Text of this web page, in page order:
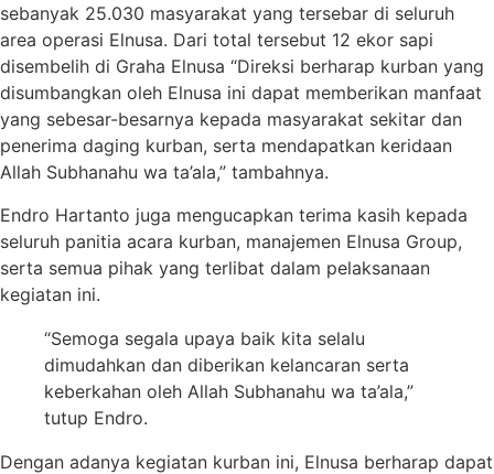
sebanyak 25.030 masyarakat yang tersebar di seluruh
area operasi Elnusa. Dari total tersebut 12 ekor sapi
disembelih di Graha Elnusa “Direksi berharap kurban yang
disumbangkan oleh Elnusa ini dapat memberikan manfaat
yang sebesar-besarnya kepada masyarakat sekitar dan
penerima daging kurban, serta mendapatkan keridaan
Allah Subhanahu wa ta’ala,” tambahnya.
Endro Hartanto juga mengucapkan terima kasih kepada
seluruh panitia acara kurban, manajemen Elnusa Group,
serta semua pihak yang terlibat dalam pelaksanaan
kegiatan ini.
“Semoga segala upaya baik kita selalu
dimudahkan dan diberikan kelancaran serta
keberkahan oleh Allah Subhanahu wa ta’ala,”
tutup Endro.
Dengan adanya kegiatan kurban ini, Elnusa berharap dapat